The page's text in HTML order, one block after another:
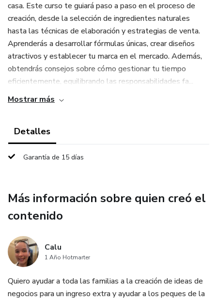
casa. Este curso te guiará paso a paso en el proceso de
creación, desde la selección de ingredientes naturales
hasta las técnicas de elaboración y estrategias de venta.
Aprenderás a desarrollar fórmulas únicas, crear diseños
atractivos y establecer tu marca en el mercado. Además,
obtendrás consejos sobre cómo gestionar tu tiempo
eficientemente, equilibrando las responsabilidades fa...
Mostrar más
Detalles
Garantía de 15 días
Más información sobre quien creó el
contenido
Calu
1 Año Hotmarter
Quiero ayudar a toda las familias a la creación de ideas de
negocios para un ingreso extra y ayudar a los peques de la